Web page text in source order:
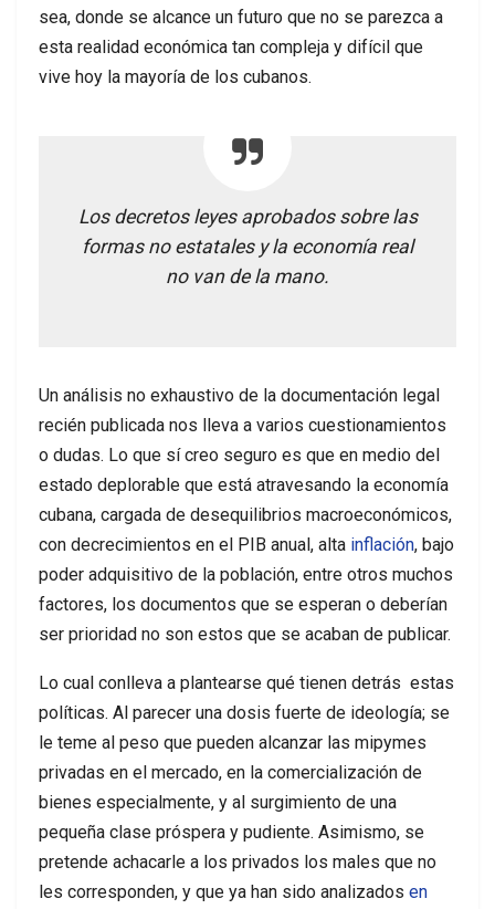
sea, donde se alcance un futuro que no se parezca a
esta realidad económica tan compleja y difícil que
vive hoy la mayoría de los cubanos.
Los decretos leyes aprobados sobre las
formas no estatales y la economía real
no van de la mano.
Un análisis no exhaustivo de la documentación legal
recién publicada nos lleva a varios cuestionamientos
o dudas. Lo que sí creo seguro es que en medio del
estado deplorable que está atravesando la economía
cubana, cargada de desequilibrios macroeconómicos,
con decrecimientos en el PIB anual, alta inflación, bajo
poder adquisitivo de la población, entre otros muchos
factores, los documentos que se esperan o deberían
ser prioridad no son estos que se acaban de publicar.
Lo cual conlleva a plantearse qué tienen detrás estas
políticas. Al parecer una dosis fuerte de ideología; se
le teme al peso que pueden alcanzar las mipymes
privadas en el mercado, en la comercialización de
bienes especialmente, y al surgimiento de una
pequeña clase próspera y pudiente. Asimismo, se
pretende achacarle a los privados los males que no
les corresponden, y que ya han sido analizados en